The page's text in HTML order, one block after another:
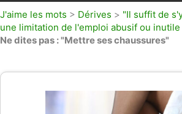
J'aime les mots > Dérives > "Il suffit de
une limitation de l'emploi abusif ou
Ne dites pas : "Mettre ses chaussures"